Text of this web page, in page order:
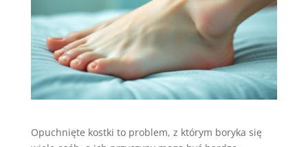
Opuchnięte kostki to problem, z którym boryka się